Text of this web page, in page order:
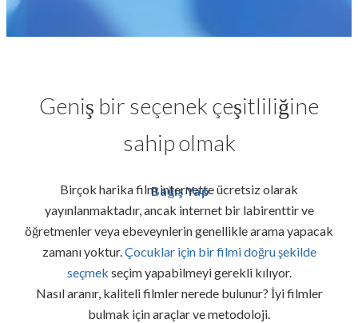
Bağış Yap
Geniş bir seçenek çeşitliliğine
sahip olmak
Birçok harika film internette ücretsiz olarak
yayınlanmaktadır, ancak internet bir labirenttir ve
öğretmenler veya ebeveynlerin genellikle arama yapacak
zamanı yoktur.Çocuklar için bir filmi doğru şekilde
seçmek seçim yapabilmeyi gerekli kılıyor.
Nasıl aranır, kaliteli filmler nerede bulunur? İyi filmler
bulmak için araçlar ve metodoloji.